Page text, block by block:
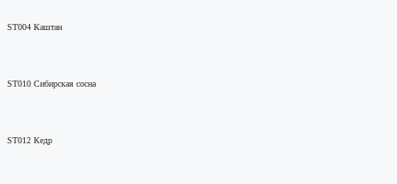
ST004 Каштан
ST010 Сибирская сосна
ST012 Кедр